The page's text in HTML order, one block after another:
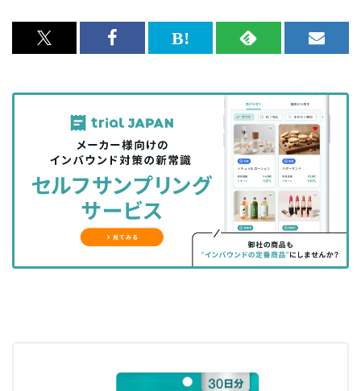
x<br>
記
を
シ
ェ
る
Facebook<br>
記
事
を
シ
ェ
ア
す
る
は
な
ッ
ク
マ
に
RSS
記
事
を
購
読
す
る
メ
マ
ガ
登
録
す
る